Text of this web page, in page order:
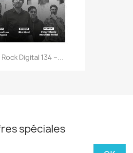
Rock Digital 134 –...
spéciales